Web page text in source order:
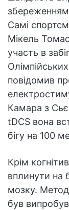
збереженням
Самі
Мікель
участь в
повідомив
Камара з
tDCS вона
бігу на 100
Крім
вплинути на
мозку. Метод
був